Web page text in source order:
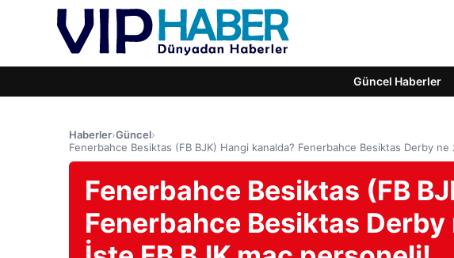
Güncel Haberler
Haberler›Güncel›
Fenerbahce Besiktas (FB BJK) Hangi kanalda? Fenerbahce Besiktas Derby
Fenerbahce Besiktas (FB
Fenerbahce Besiktas Derby